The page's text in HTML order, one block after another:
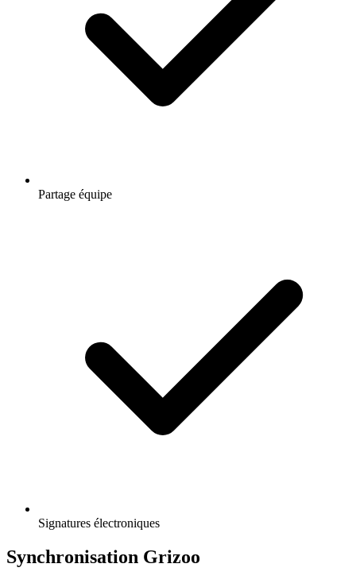
Partage équipe
Signatures électroniques
Synchronisation Grizoo